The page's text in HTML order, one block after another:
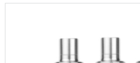
クラプトン